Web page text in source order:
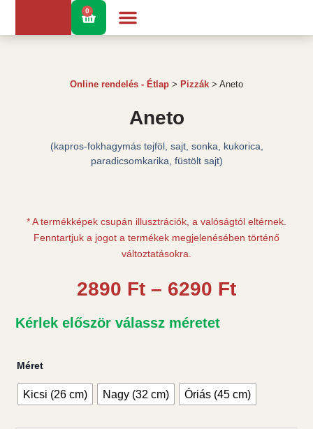
0
KOSÁR
Online rendelés - Étlap > Pizzák > Aneto
Aneto
(kapros-fokhagymás tejföl, sajt, sonka, kukorica,
paradicsomkarika, füstölt sajt)
* A termékképek csupán illusztrációk, a valóságtól eltérnek.
Fenntartjuk a jogot a termékek megjelenésében történő
változtatásokra.
2890 Ft – 6290 Ft
Kérlek először válassz méretet
Méret
Kicsi (26 cm) Nagy (32 cm) Óriás (45 cm)